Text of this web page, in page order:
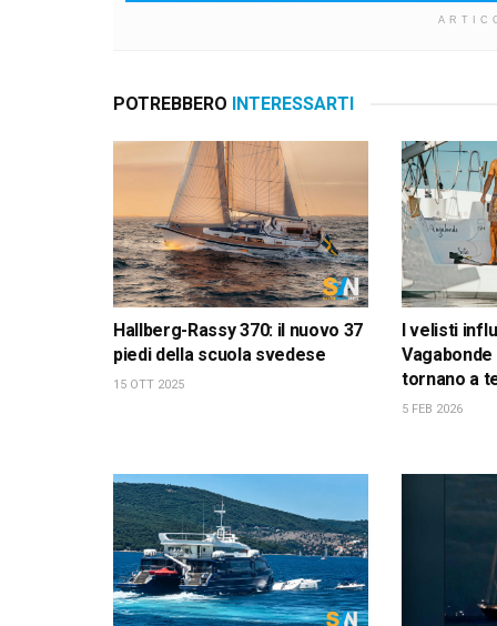
POTREBBERO INTERESSARTI
Hallberg-Rassy 370: il nuovo 37
piedi della scuola svedese
15 OTT 2025
I velisti
tornano a
5 FEB 2026